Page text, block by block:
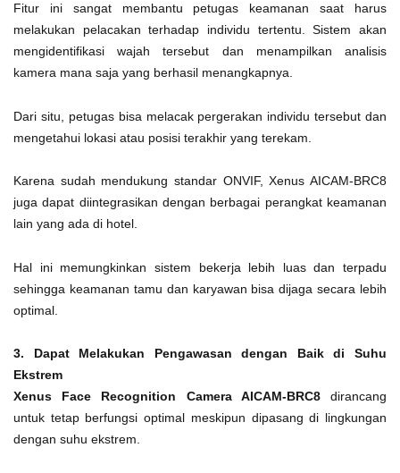
Fitur ini sangat membantu petugas keamanan saat harus
melakukan pelacakan terhadap individu tertentu. Sistem akan
mengidentifikasi wajah tersebut dan menampilkan analisis
kamera mana saja yang berhasil menangkapnya.
Dari situ, petugas bisa melacak pergerakan individu tersebut dan
mengetahui lokasi atau posisi terakhir yang terekam.
Karena sudah mendukung standar ONVIF, Xenus AICAM-BRC8
juga dapat diintegrasikan dengan berbagai perangkat keamanan
lain yang ada di hotel.
Hal ini memungkinkan sistem bekerja lebih luas dan terpadu
sehingga keamanan tamu dan karyawan bisa dijaga secara lebih
optimal.
3. Dapat Melakukan Pengawasan dengan Baik di Suhu
Ekstrem
Xenus Face Recognition Camera AICAM-BRC8dirancang
untuk tetap berfungsi optimal meskipun dipasang di lingkungan
dengan suhu ekstrem.